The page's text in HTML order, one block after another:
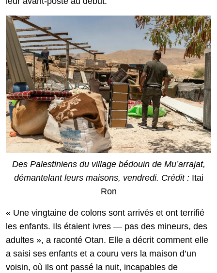
Des Palestiniens du village bédouin de Mu’arrajat,
démantelant leurs maisons, vendredi. Crédit : Itai
Ron
« Une vingtaine de colons sont arrivés et ont terrifié
les enfants. Ils étaient ivres — pas des mineurs, des
adultes », a raconté Otan. Elle a décrit comment elle
a saisi ses enfants et a couru vers la maison d’un
voisin, où ils ont passé la nuit, incapables de